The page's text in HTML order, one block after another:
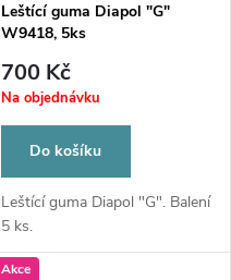
Leštící guma Diapol "G"
W9418, 5ks
700 Kč
Na objednávku
Do košíku
Leštící guma Diapol "G". Balení
5 ks.
Akce